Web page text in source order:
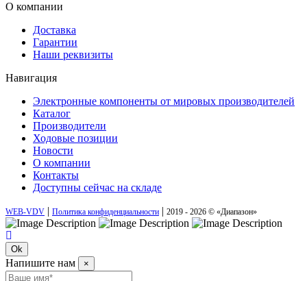
О компании
Доставка
Гарантии
Наши реквизиты
Навигация
Электронные компоненты от мировых производителей
Каталог
Производители
Ходовые позиции
Новости
О компании
Контакты
Доступны сейчас на складе
WEB-VDV | Политика конфиденциальности | 2019 - 2026 © «Диапазон»
Ok
Напишите нам ×